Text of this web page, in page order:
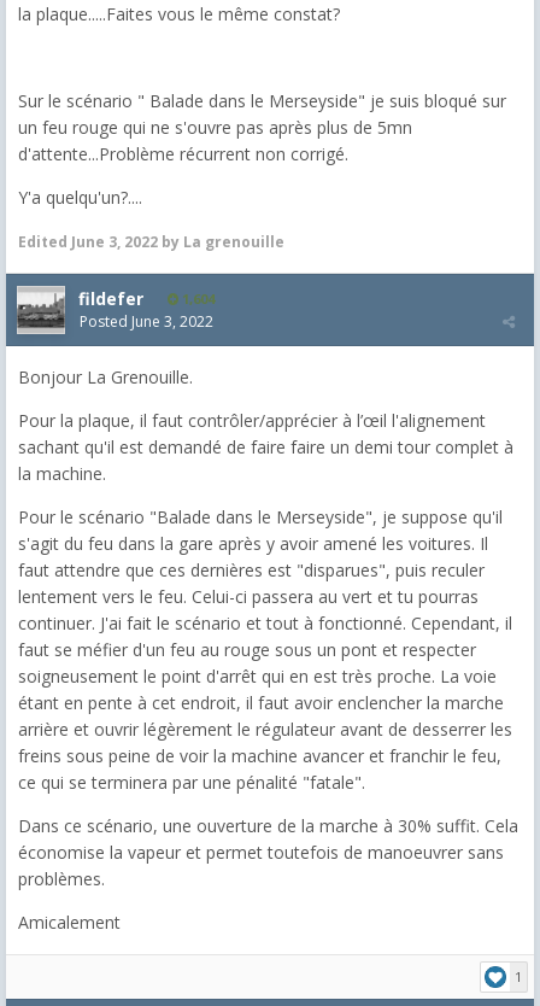
la plaque.....Faites vous le même constat?
Sur le scénario " Balade dans le Merseyside" je suis bloqué sur
un feu rouge qui ne s'ouvre pas après plus de 5mn
d'attente...Problème récurrent non corrigé.
Y'a quelqu'un?....
Edited June 3, 2022 by La grenouille
fildefer 1,604
Posted June 3, 2022
Bonjour La Grenouille.
Pour la plaque, il faut contrôler/apprécier à l’œil l'alignement
sachant qu'il est demandé de faire faire un demi tour complet à
la machine.
Pour le scénario "Balade dans le Merseyside", je suppose qu'il
s'agit du feu dans la gare après y avoir amené les voitures. Il
faut attendre que ces dernières est "disparues", puis reculer
lentement vers le feu. Celui-ci passera au vert et tu pourras
continuer. J'ai fait le scénario et tout à fonctionné. Cependant, il
faut se méfier d'un feu au rouge sous un pont et respecter
soigneusement le point d'arrêt qui en est très proche. La voie
étant en pente à cet endroit, il faut avoir enclencher la marche
arrière et ouvrir légèrement le régulateur avant de desserrer les
freins sous peine de voir la machine avancer et franchir le feu,
ce qui se terminera par une pénalité "fatale".
Dans ce scénario, une ouverture de la marche à 30% suffit. Cela
économise la vapeur et permet toutefois de manoeuvrer sans
problèmes.
Amicalement
1